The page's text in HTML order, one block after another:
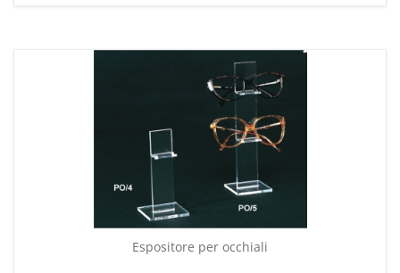
Espositore per occhiali